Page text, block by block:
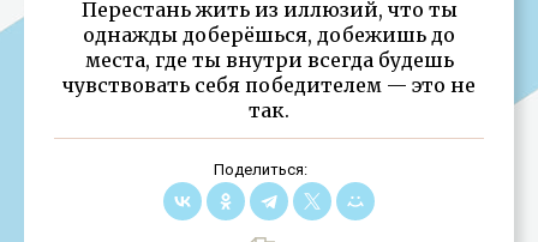
Перестань жить из иллюзий, что ты
однажды доберёшься, добежишь до
места, где ты внутри всегда будешь
чувствовать себя победителем — это не
так.
Поделиться: